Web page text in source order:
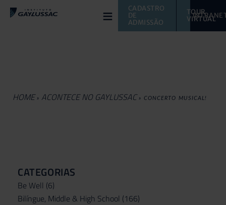
≡
CADASTRO
DE
ADMISSÃO
TOUR
VIRTUAL
HOME » ACONTECE NO GAYLUSSAC » CONCERTO MUSICAL!
CATEGORIAS
Be Well (6)
Bilíngue, Middle & High School (166)